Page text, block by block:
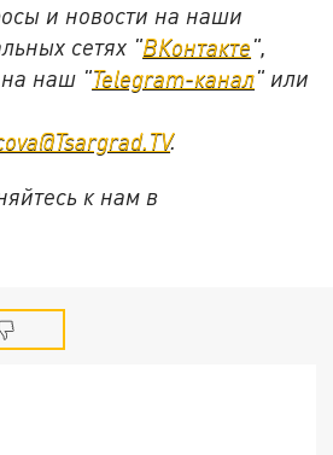
и новости на наши
сетях "ВКонтакте",
наш "Telegram-канал" или
.
к нам в